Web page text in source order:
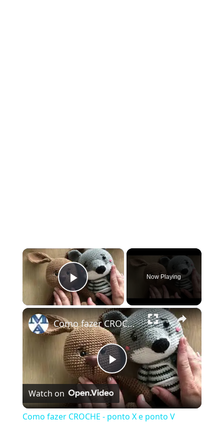
×
Play Video
Now Playing
×
Play
Video
Como fazer CROCHE - ponto X e ponto V
Watch on
Como fazer CROCHE - ponto X e ponto V